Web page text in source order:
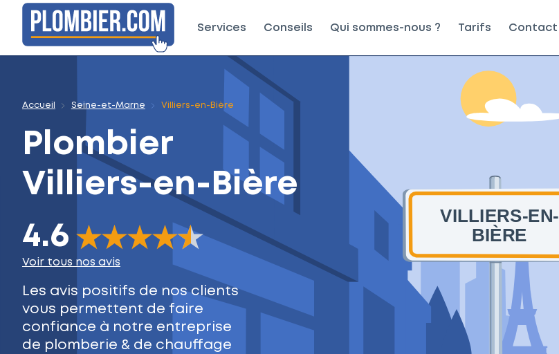
Services Conseils Qui sommes-nous ? Tarifs Contact
Accueil Seine-et-Marne Villiers-en-Bière
Plombier
Villiers-en-Bière
4.6
The rating of this product is4.6out of 5
Voir tous nos avis
Les avis positifs de nos clients
vous permettent de faire
confiance à notre entreprise
de plomberie & de chauffage
VILLIERS-EN-
BIÈRE